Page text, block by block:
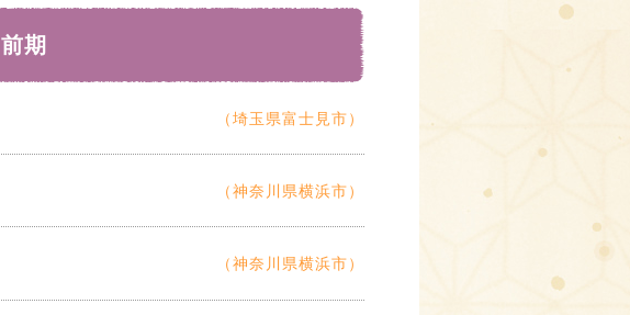
前期
（埼玉県富士見市）
（神奈川県横浜市）
（神奈川県横浜市）